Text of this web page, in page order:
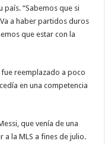
país. “Sabemos que si
a haber partidos duros
que estar con la
reemplazado a poco
en una competencia
que venía de una
la MLS a fines de julio.